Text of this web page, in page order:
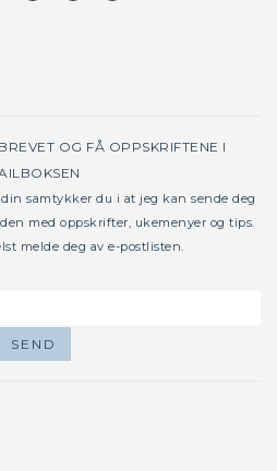
OG FÅ OPPSKRIFTENE I
samtykker du i at jeg kan sende deg
med oppskrifter, ukemenyer og tips.
melde deg av e-postlisten.